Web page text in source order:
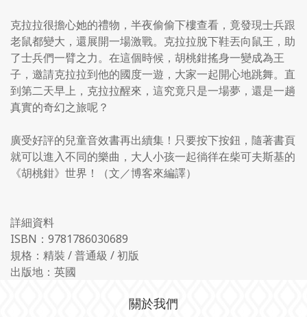
克拉拉很擔心她的禮物，半夜偷偷下樓查看，竟發現士兵跟
老鼠都變大，還展開一場激戰。克拉拉脫下鞋丟向鼠王，助
了士兵們一臂之力。在這個時候，胡桃鉗搖身一變成為王
子，邀請克拉拉到他的國度一遊，大家一起開心地跳舞。直
到第二天早上，克拉拉醒來，這究竟只是一場夢，還是一趟
真實的奇幻之旅呢？
廣受好評的兒童音效書再出續集！只要按下按鈕，隨著書頁
就可以進入不同的樂曲，大人小孩一起徜徉在柴可夫斯基的
《胡桃鉗》世界！（文／博客來編譯）
詳細資料
ISBN：9781786030689
規格：精裝 / 普通級 / 初版
出版地：英國
關於我們